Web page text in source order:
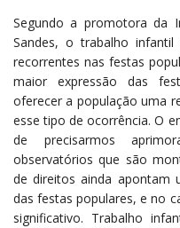
Segundo a promotora da
Sandes, o trabalho
recorrentes nas festas
maior expressão das
oferecer a população uma
esse tipo de ocorrência. O
de precisarmos
observatórios que são
de direitos ainda apontam
das festas populares, e no
significativo. Trabalho